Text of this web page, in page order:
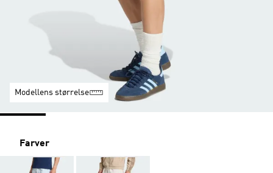
Modellens størrelse
Farver